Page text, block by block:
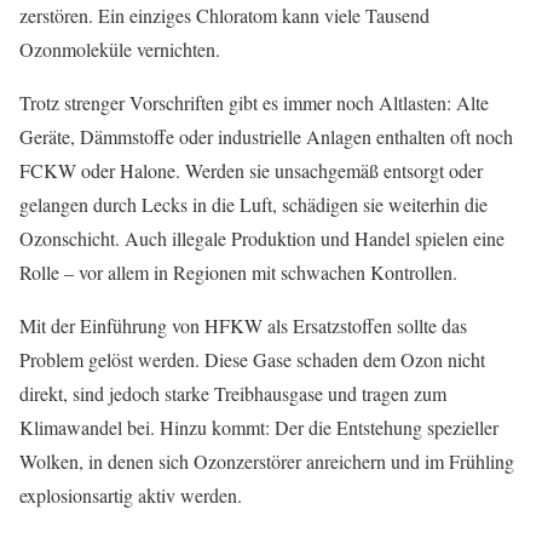
zerstören. Ein einziges Chloratom kann viele Tausend
Ozonmoleküle vernichten.
Trotz strenger Vorschriften gibt es immer noch Altlasten: Alte
Geräte, Dämmstoffe oder industrielle Anlagen enthalten oft noch
FCKW oder Halone. Werden sie unsachgemäß entsorgt oder
gelangen durch Lecks in die Luft, schädigen sie weiterhin die
Ozonschicht. Auch illegale Produktion und Handel spielen eine
Rolle – vor allem in Regionen mit schwachen Kontrollen.
Mit der Einführung von HFKW als Ersatzstoffen sollte das
Problem gelöst werden. Diese Gase schaden dem Ozon nicht
direkt, sind jedoch starke Treibhausgase und tragen zum
Klimawandel bei. Hinzu kommt: Der die Entstehung spezieller
Wolken, in denen sich Ozonzerstörer anreichern und im Frühling
explosionsartig aktiv werden.